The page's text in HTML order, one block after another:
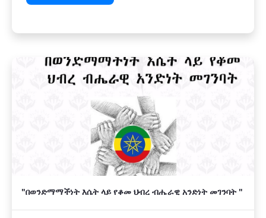
"በወንድማማችነት እሴት ላይ የቆመ ህብረ ብሔራዊ አንድነት መገንባት "